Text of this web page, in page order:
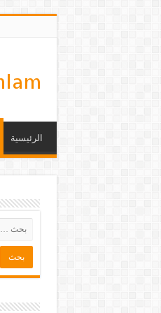
الرئيسية